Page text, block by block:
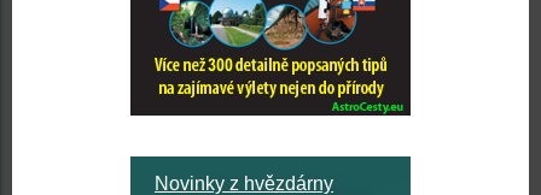
Novinky z hvězdárny